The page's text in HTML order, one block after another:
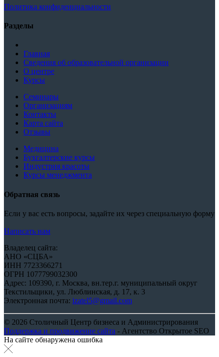
Политика конфиденциальности
Разделы
Главная
Сведения об образовательной организации
О центре
Курсы
Семинары
Организациям
Контакты
Карта сайта
Отзывы
Медицина
Бухгалтерские курсы
Индустрия красоты
Курсы менеджмента
Обратная связь
Если у вас есть вопросы, задайте их через специальную форму
Написать нам
Владелец сайта:
АНО «СЦБА»
ИНН 7723366271
ОГРН 1077799032300
Адрес: 109390, г. Москва, вн.тер.г. муниципальный округ
Текстильщики, ул. Люблинская, д. 17, к. 3
Электронная почта: izatel5@gmail.com
© 2026 Столичный Центр бизнеса и Администрирования
Поддержка и продвижение сайта - Агентство Открытое SEO
На сайте обнаружена ошибка